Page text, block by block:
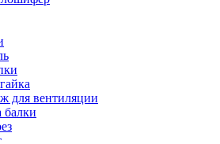
для вентиляции
балки